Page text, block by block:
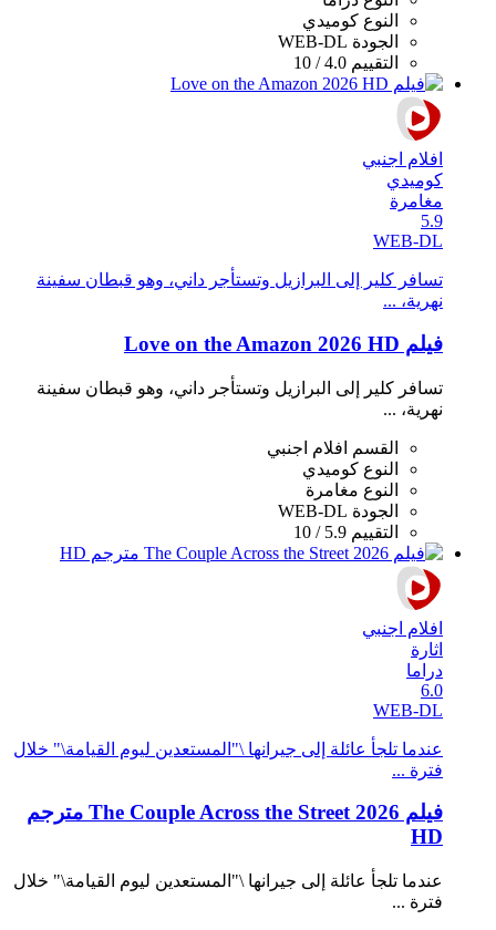
النوع كوميدي
الجودة WEB-DL
التقييم 4.0 / 10
افلام اجنبي
كوميدي
مغامرة
5.9
WEB-DL
تسافر كلير إلى البرازيل وتستأجر داني، وهو قبطان سفينة
نهرية، ...
فيلم Love on the Amazon 2026 HD
تسافر كلير إلى البرازيل وتستأجر داني، وهو قبطان سفينة
نهرية، ...
القسم
افلام اجنبي
النوع كوميدي
النوع مغامرة
الجودة WEB-DL
التقييم 5.9 / 10
افلام اجنبي
اثارة
دراما
6.0
WEB-DL
عندما تلجأ عائلة إلى جيرانها \"المستعدين ليوم القيامة\" خلال
فترة ...
فيلم The Couple Across the Street 2026 مترجم
HD
عندما تلجأ عائلة إلى جيرانها \"المستعدين ليوم القيامة\" خلال
فترة ...